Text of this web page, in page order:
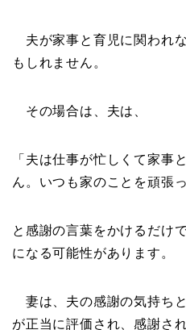
夫が家事と育児に関われ
もしれません。
その場合は、夫は、
「夫は仕事が忙しくて家事
ん。いつも家のことを頑張
と感謝の言葉をかけるだけ
になる可能性があります。
妻は、夫の感謝の気持ち
が正当に評価され、感謝さ